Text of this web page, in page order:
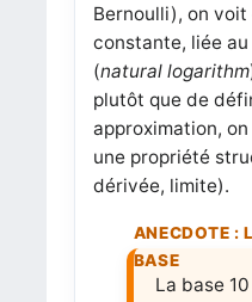
Bernoulli), on
constante, liée
(natural logarithm
plutôt que de
approximation,
une propriété
dérivée, limite).
La base